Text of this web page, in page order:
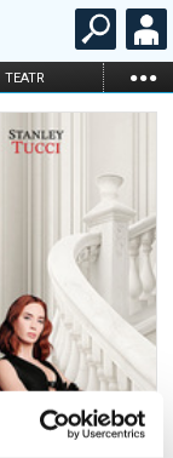
TEATR ...
KARNETY